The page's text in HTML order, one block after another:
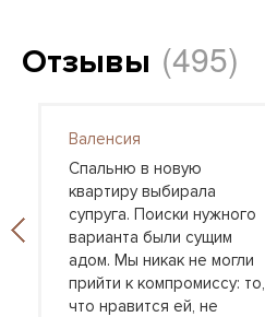
Отзывы (495)
Валенсия
Спальню в новую
квартиру выбирала
супруга. Поиски нужного
варианта были сущим
адом. Мы никак не могли
прийти к компромиссу: то,
что нравится ей, не